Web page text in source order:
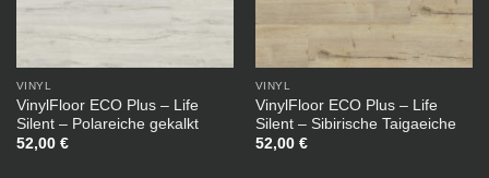
VINYL
VinylFloor ECO Plus – Life
Silent – Polareiche gekalkt
52,00 €
VINYL
VinylFloor ECO Plus – Life
Silent – Sibirische Taigaeiche
52,00 €